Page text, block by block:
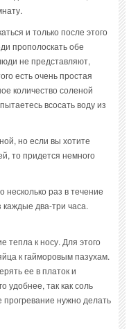
и только после этого
прополоскать обе
не представляют,
есть очень простая
количество соленой
всосать воду из
но если вы хотите
то придется немного
раз в течение
каждые два-три часа.
тепла к носу. Для этого
к гайморовым пазухам.
ее в платок и
удобнее, так как соль
прогревание нужно делать